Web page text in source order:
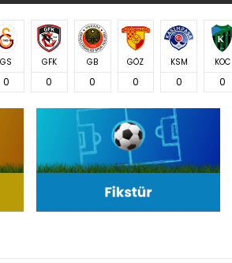
GS
0
GFK
0
GB
0
GÖZ
0
KSM
0
KOC
0